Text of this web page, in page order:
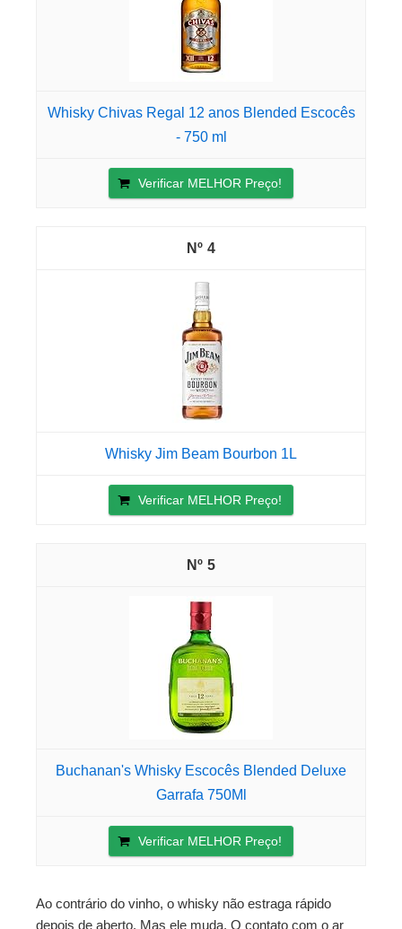
Whisky Chivas Regal 12 anos Blended Escocês
- 750 ml
Verificar MELHOR Preço!
4
Whisky Jim Beam Bourbon 1L
Verificar MELHOR Preço!
5
Buchanan's Whisky Escocês Blended Deluxe
Garrafa 750Ml
Verificar MELHOR Preço!
Ao contrário do vinho, o whisky não estraga rápido
depois de aberto. Mas ele muda. O contato com o ar